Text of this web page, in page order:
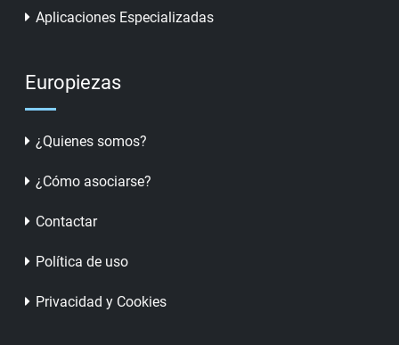
Aplicaciones Especializadas
Europiezas
¿Quienes somos?
¿Cómo asociarse?
Contactar
Política de uso
Privacidad y Cookies